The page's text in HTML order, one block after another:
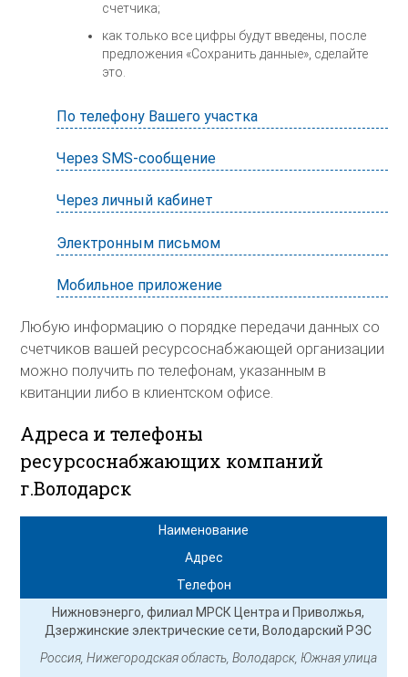
счетчика;
как только все цифры будут введены, после
предложения «Сохранить данные», сделайте
это.
По телефону Вашего участка
Через SMS-сообщение
Через личный кабинет
Электронным письмом
Мобильное приложение
Любую информацию о порядке передачи данных со
счетчиков вашей ресурсоснабжающей организации
можно получить по телефонам, указанным в
квитанции либо в клиентском офисе.
Адреса и телефоны
ресурсоснабжающих компаний
г.Володарск
Наименование
Адрес
Телефон
Нижновэнерго, филиал МРСК Центра и Приволжья,
Дзержинские электрические сети, Володарский РЭС
Россия, Нижегородская область, Володарск, Южная улица